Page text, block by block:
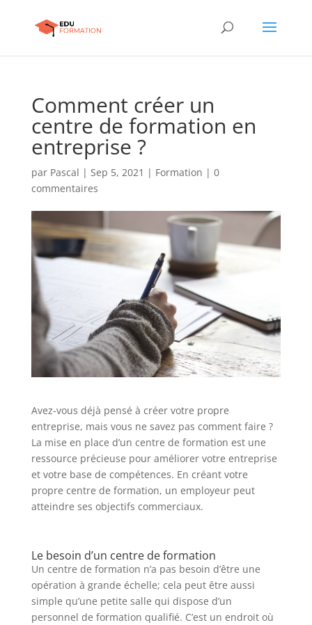
Comment créer un
centre de formation en
entreprise ?
par Pascal | Sep 5, 2021 | Formation | 0
commentaires
Avez-vous déjà pensé à créer votre propre
entreprise, mais vous ne savez pas comment faire ?
La mise en place d’un centre de formation est une
ressource précieuse pour améliorer votre entreprise
et votre base de compétences. En créant votre
propre centre de formation, un employeur peut
atteindre ses objectifs commerciaux.
Le besoin d’un centre de formation
Un centre de formation n’a pas besoin d’être une
opération à grande échelle; cela peut être aussi
simple qu’une petite salle qui dispose d’un
personnel de formation qualifié. C’est un endroit où